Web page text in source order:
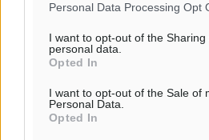
Personal Data Processing Opt
I want to opt-out of the Sharing
personal data.
Opted In
I want to opt-out of the Sale of
Personal Data.
Opted In
τουριστικής σεζόν, 19,3% πάνω
Ειδήσεις• πριν 3 ώρες
Παρέμβαση του Δημάρχου
για τις συχνές διακοπές